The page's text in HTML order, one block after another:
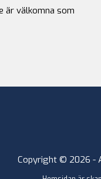
är välkomna som
Copyright © 2026 -